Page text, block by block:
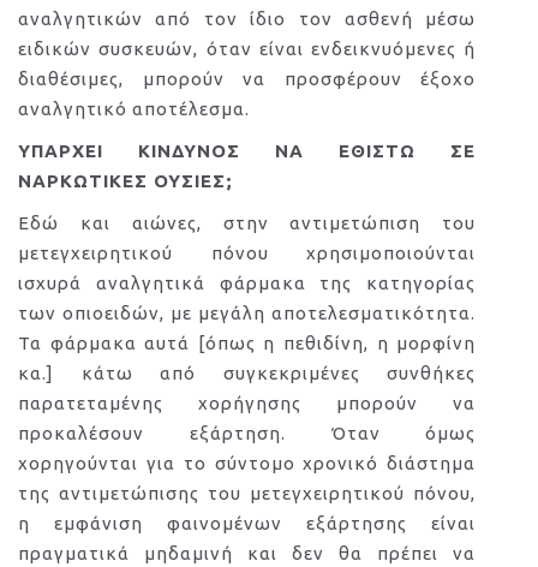
αναλγητικών από τον ίδιο τον ασθενή μέσω
ειδικών συσκευών, όταν είναι ενδεικνυόμενες ή
διαθέσιμες, μπορούν να προσφέρουν έξοχο
αναλγητικό αποτέλεσμα.
ΥΠΑΡΧΕΙ ΚΙΝΔΥΝΟΣ ΝΑ ΕΘΙΣΤΩ ΣΕ
ΝΑΡΚΩΤΙΚΕΣ ΟΥΣΙΕΣ;
Εδώ και αιώνες, στην αντιμετώπιση του
μετεγχειρητικού πόνου χρησιμοποιούνται
ισχυρά αναλγητικά φάρμακα της κατηγορίας
των οπιοειδών, με μεγάλη αποτελεσματικότητα.
Τα φάρμακα αυτά [όπως η πεθιδίνη, η μορφίνη
κα.] κάτω από συγκεκριμένες συνθήκες
παρατεταμένης χορήγησης μπορούν να
προκαλέσουν εξάρτηση. Όταν όμως
χορηγούνται για το σύντομο χρονικό διάστημα
της αντιμετώπισης του μετεγχειρητικού πόνου,
η εμφάνιση φαινομένων εξάρτησης είναι
πραγματικά μηδαμινή και δεν θα πρέπει να